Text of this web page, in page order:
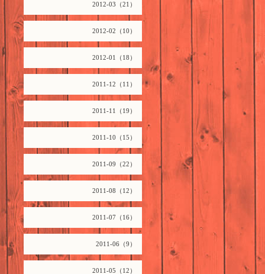
2012-03（21）
2012-02（10）
2012-01（18）
2011-12（11）
2011-11（19）
2011-10（15）
2011-09（22）
2011-08（12）
2011-07（16）
2011-06（9）
2011-05（12）